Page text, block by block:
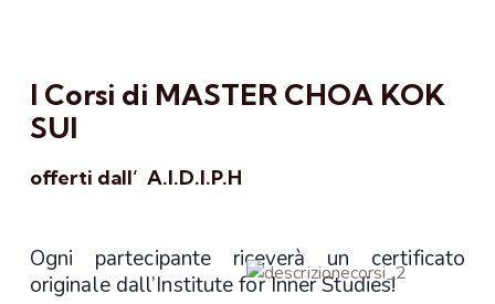
I Corsi di MASTER CHOA KOK
SUI
offerti dall’ A.I.D.I.P.H
Ogni partecipante riceverà un certificato
originale dall’Institute for Inner Studies!